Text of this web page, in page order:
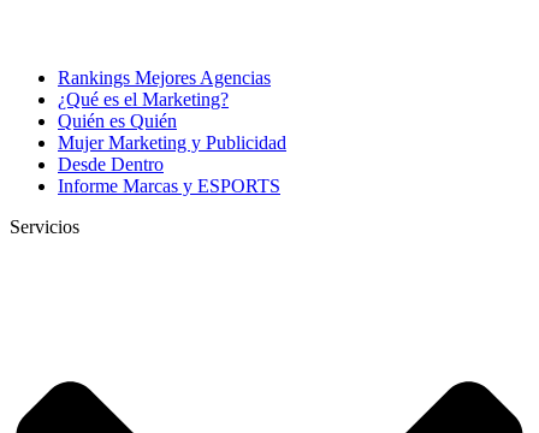
Rankings Mejores Agencias
¿Qué es el Marketing?
Quién es Quién
Mujer Marketing y Publicidad
Desde Dentro
Informe Marcas y ESPORTS
Servicios